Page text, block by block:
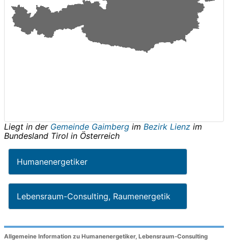
Liegt in der Gemeinde Gaimberg im Bezirk Lienz im
Bundesland Tirol in Österreich
Humanenergetiker
Lebensraum-Consulting, Raumenergetik
Allgemeine Information zu Humanenergetiker, Lebensraum-Consulting